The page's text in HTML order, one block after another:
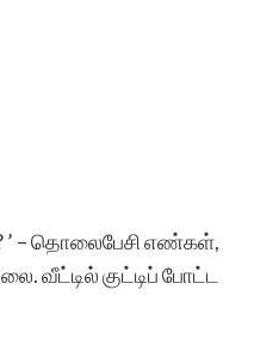
’ – தொலைபேசி எண்கள்,
வீட்டில் குட்டிப் போட்ட